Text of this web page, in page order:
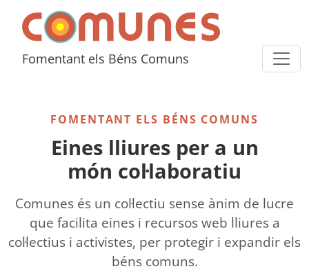
Skip to content
Comunes
Fomentant els Béns Comuns
FOMENTANT ELS BÉNS COMUNS
Eines lliures per a un
món col·laboratiu
Comunes és un col·lectiu sense ànim de lucre
que facilita eines i recursos web lliures a
col·lectius i activistes, per protegir i expandir els
béns comuns.